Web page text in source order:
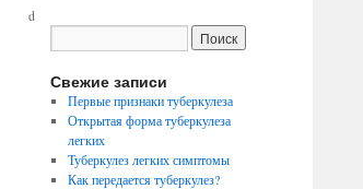
Свежие записи
Первые признаки туберкулеза
Открытая форма туберкулеза
легких
Туберкулез легких симптомы
Как передается туберкулез?
d